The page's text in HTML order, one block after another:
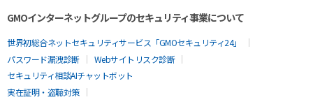
GMOインターネットグループのセキュリティ事業について
世界初総合ネットセキュリティサービス「GMOセキュリティ24」
パスワード漏洩診断
Webサイトリスク診断
セキュリティ相談AIチャットボット
実在証明・盗聴対策